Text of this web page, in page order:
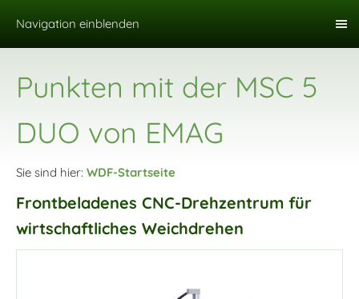
Navigation einblenden
Punkten mit der MSC 5
DUO von EMAG
Sie sind hier: WDF-Startseite
Frontbeladenes CNC-Drehzentrum für
wirtschaftliches Weichdrehen